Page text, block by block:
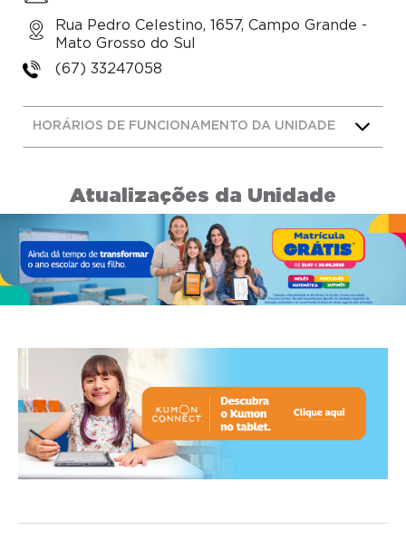
Rua Pedro Celestino, 1657, Campo Grande -
Mato Grosso do Sul
(67) 33247058
HORÁRIOS DE FUNCIONAMENTO DA UNIDADE
Atualizações da Unidade